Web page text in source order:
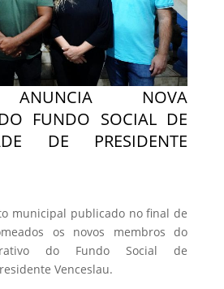
ANUNCIA NOVA
FUNDO SOCIAL DE
DE PRESIDENTE
municipal publicado no final de
os novos membros do
do Fundo Social de
Venceslau.